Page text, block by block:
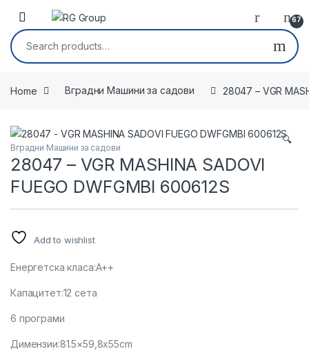
Skip to navigation
Skip to content
Open 67
Search for:
Home Вградни Машини за садови 28047 – VGR
🔍
Вградни Машини за садови
28047 – VGR MASHINA SADOVI
FUEGO DWFGMBI 600612S
Add to wishlist
Енергетска класа:A++
Капацитет:12 сета
6 програми
Димензии:81.5×59,8x55cm